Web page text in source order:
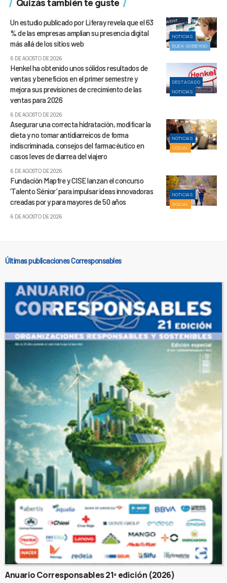
NOTICIAS
BUEN GOBIERNO
Un estudio publicado por Liferay revela que el 63
% de las empresas amplían su presencia digital
más allá de los sitios web
6 DE AGOSTO DE 2026
DESTACADO
NOTICIAS
Henkel ha obtenido unos sólidos resultados de
ventas y beneficios en el primer semestre y
mejora sus previsiones de crecimiento de las
ventas para 2026
6 DE AGOSTO DE 2026
NOTICIAS
SOCIAL
Asegurar una correcta hidratación, modificar la
dieta y no tomar antidiarreicos de forma
indiscriminada, consejos del farmacéutico en
casos leves de diarrea del viajero
6 DE AGOSTO DE 2026
NOTICIAS
SOCIAL
Fundación Mapfre y CISE lanzan el concurso
‘Talento Sénior’ para impulsar ideas innovadoras
creadas por y para mayores de 50 años
6 DE AGOSTO DE 2026
Últimas publicaciones Corresponsables
Anuario Corresponsables 21ª edición (2026)